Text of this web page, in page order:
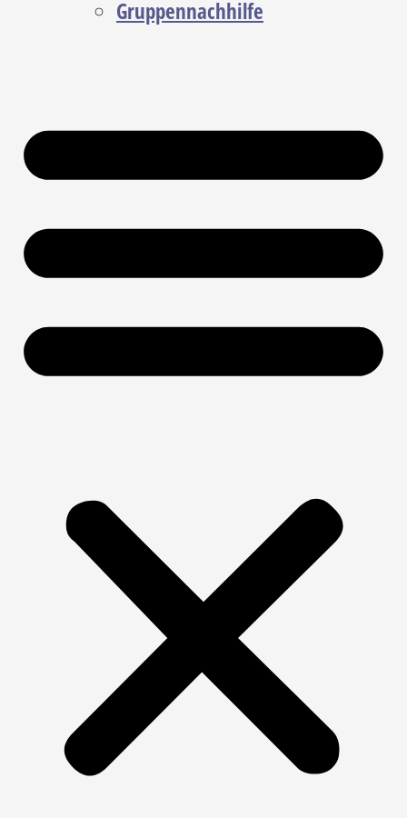
Gruppennachhilfe